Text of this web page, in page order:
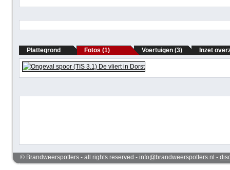
Plattegrond Fotos (1) Voertuigen (3) Inzet
© Brandweerspotters - all rights reserved - info@brandweerspotters.nl -